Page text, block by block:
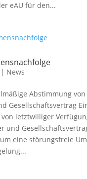
eAU für den...
| News
Abstimmung
Gesellschaftsvertrag
letztwilliger
und
eine störungsfreie